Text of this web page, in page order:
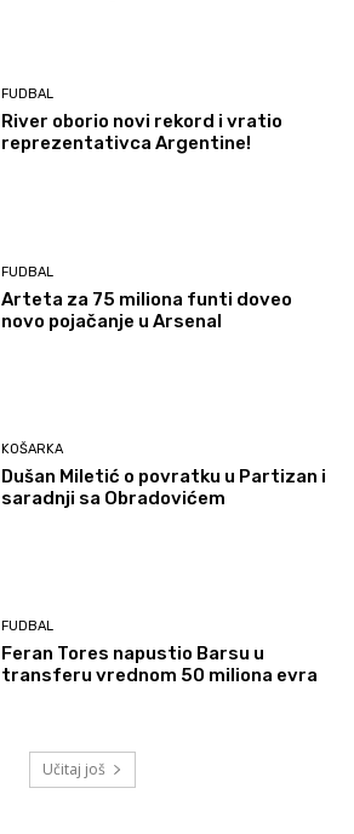
FUDBAL
River oborio novi rekord i vratio
reprezentativca Argentine!
FUDBAL
Arteta za 75 miliona funti doveo
novo pojačanje u Arsenal
KOŠARKA
Dušan Miletić o povratku u Partizan i
saradnji sa Obradovićem
FUDBAL
Feran Tores napustio Barsu u
transferu vrednom 50 miliona evra
Učitaj još